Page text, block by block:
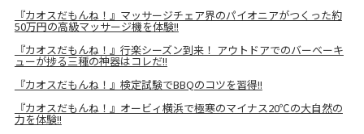
『カオスだもんね！』マッサージチェア界のパイオニアがつくった約
50万円の高級マッサージ機を体験!!
『カオスだもんね！』行楽シーズン到来！ アウトドアでのバーベーキ
ューが捗る三種の神器はコレだ!!
『カオスだもんね！』検定試験でBBQのコツを習得!!
『カオスだもんね！』オービィ横浜で極寒のマイナス20℃の大自然の
力を体験!!